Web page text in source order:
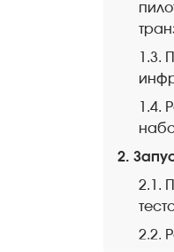
1.3.
1.4.
2.
2.1.
2.2.